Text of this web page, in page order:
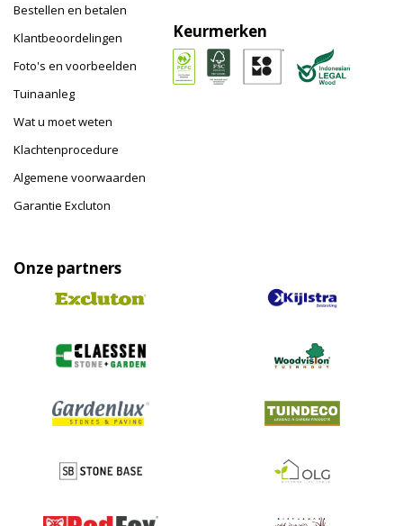
Bestellen en betalen
Klantbeoordelingen
Foto's en voorbeelden
Tuinaanleg
Wat u moet weten
Klachtenprocedure
Algemene voorwaarden
Garantie Excluton
Keurmerken
Onze partners